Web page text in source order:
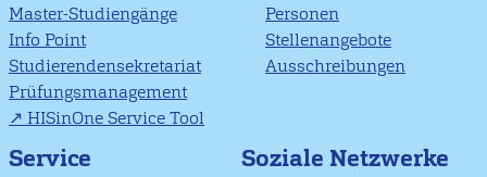
Master-Studiengänge
Info Point
Studierendensekretariat
Prüfungsmanagement
HISinOne Service Tool
Personen
Stellenangebote
Ausschreibungen
Service Soziale Netzwerke